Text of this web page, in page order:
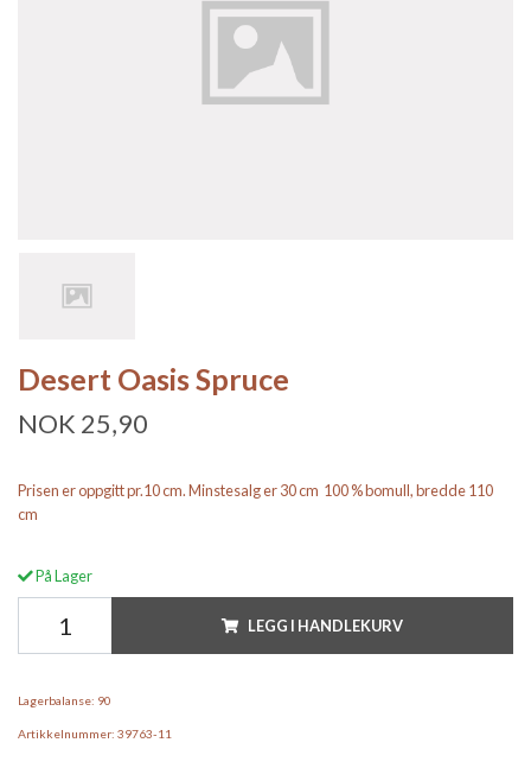
Desert Oasis Spruce
NOK 25,90
Prisen er oppgitt pr.10 cm. Minstesalg er 30 cm 100 % bomull, bredde 110
cm
På Lager
LEGG I HANDLEKURV
Lagerbalanse: 90
Artikkelnummer: 39763-11